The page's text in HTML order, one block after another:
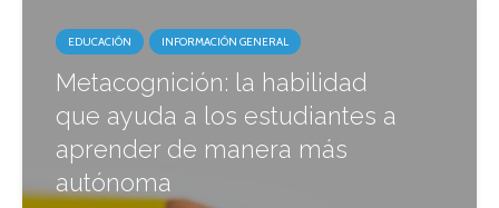
EDUCACIÓN INFORMACIÓN GENERAL
Metacognición: la habilidad
que ayuda a los estudiantes a
aprender de manera más
autónoma